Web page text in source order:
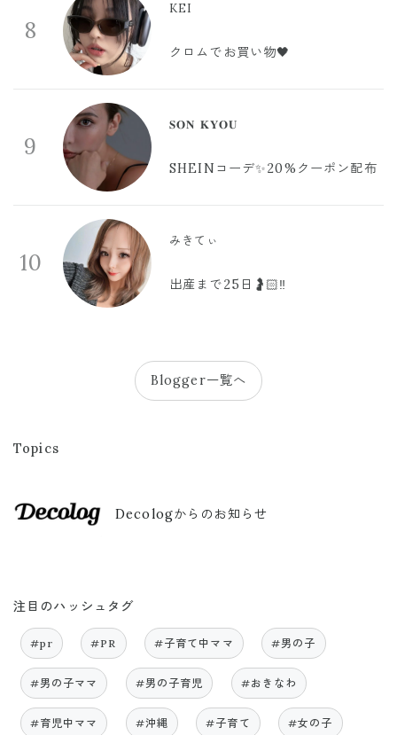
8
KEI
クロムでお買い物🖤
9
𝐒𝐎𝐍 𝐊𝐘𝐎𝐔
SHEINコーデ✨20%クーポン配布
10
みきてぃ
出産まで25日🤰🏻‼️
Blogger一覧へ
Topics
Decologからのお知らせ
注目のハッシュタグ
#pr #PR #子育て中ママ #男の子
#男の子ママ #男の子育児 #おきなわ
#育児中ママ #沖縄 #子育て #女の子